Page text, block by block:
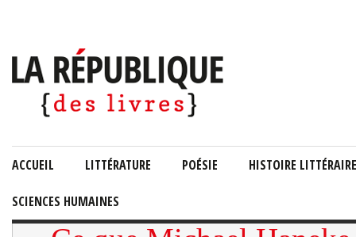
ACCUEIL LITTÉRATURE POÉSIE HISTOIRE LITTÉRAIRE
SCIENCES HUMAINES